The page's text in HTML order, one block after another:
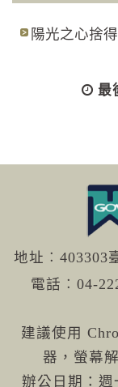
陽光之心捨
最
地址︰403303
電話︰04-
建議使用
器，螢幕
辦公日期：